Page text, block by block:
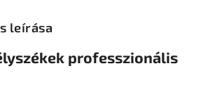
leírása
professzionális